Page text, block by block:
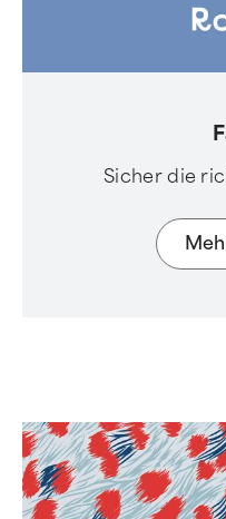
Sicher die